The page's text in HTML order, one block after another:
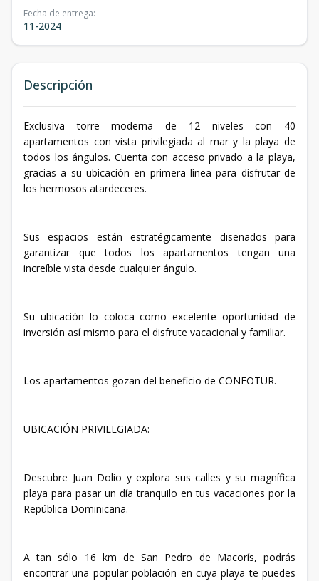
Fecha de entrega:
11-2024
Descripción
Exclusiva torre moderna de 12 niveles con 40
apartamentos con vista privilegiada al mar y la playa de
todos los ángulos. Cuenta con acceso privado a la playa,
gracias a su ubicación en primera línea para disfrutar de
los hermosos atardeceres.
Sus espacios están estratégicamente diseñados para
garantizar que todos los apartamentos tengan una
increíble vista desde cualquier ángulo.
Su ubicación lo coloca como excelente oportunidad de
inversión así mismo para el disfrute vacacional y familiar.
Los apartamentos gozan del beneficio de CONFOTUR.
UBICACIÓN PRIVILEGIADA:
Descubre Juan Dolio y explora sus calles y su magnífica
playa para pasar un día tranquilo en tus vacaciones por la
República Dominicana.
A tan sólo 16 km de San Pedro de Macorís, podrás
encontrar una popular población en cuya playa te puedes